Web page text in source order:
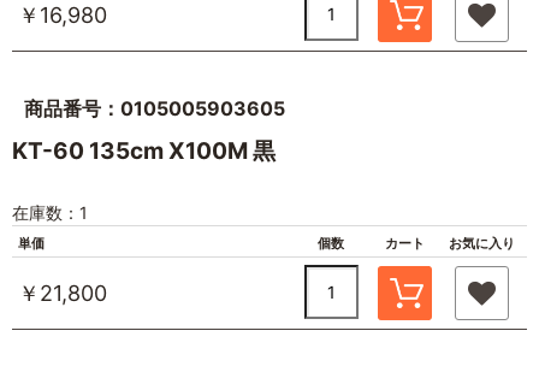
￥16,980
商品番号：0105005903605
KT-60 135cm X100M 黒
在庫数：1
単価 個数 カート お気に入り
￥21,800